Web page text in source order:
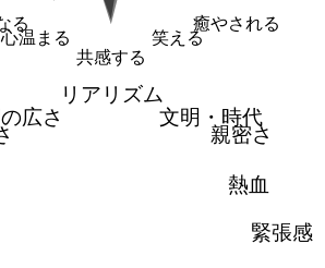
癒やされる
笑える
共感する
心温まる
る
リアリズム
文明・時代
親密さ
熱血
緊張感
広さ